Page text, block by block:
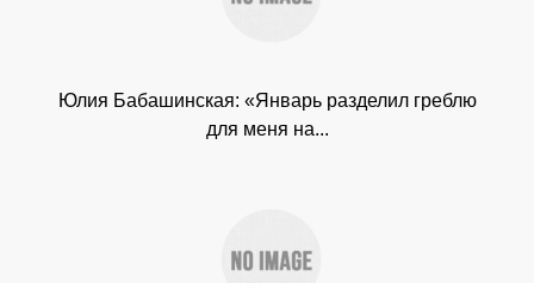
Юлия Бабашинская: «Январь разделил греблю
для меня на...